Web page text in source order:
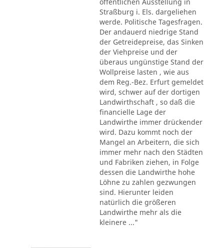
Straßburg i. Els. dargeliehen
werde. Politische Tagesfragen.
Der andauerd niedrige Stand
der Getreidepreise, das Sinken
der Viehpreise und der
überaus ungünstige Stand der
Wollpreise lasten , wie aus
dem Reg.-Bez. Erfurt gemeldet
wird, schwer auf der dortigen
Landwirthschaft , so daß die
financielle Lage der
Landwirthe immer drückender
wird. Dazu kommt noch der
Mangel an Arbeitern, die sich
immer mehr nach den Städten
und Fabriken ziehen, in Folge
dessen die Landwirthe hohe
Löhne zu zahlen gezwungen
sind. Hierunter leiden
natürlich die größeren
Landwirthe mehr als die
kleinere ..."